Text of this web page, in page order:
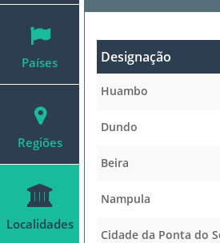
Países
Regiões
Localidades
Designação
Huambo
Dundo
Beira
Nampula
Cidade da Ponta do